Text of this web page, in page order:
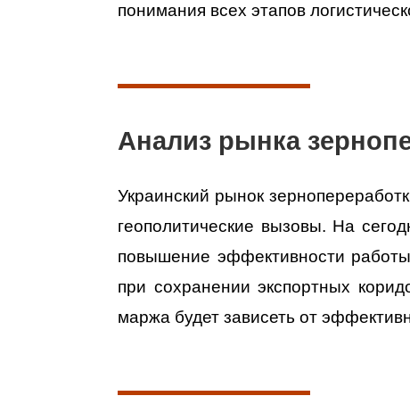
понимания всех этапов
Анализ рынка
Украинский рынок
геополитические вызовы. На
повышение эффективности
при сохранении экспортных
маржа будет зависеть от